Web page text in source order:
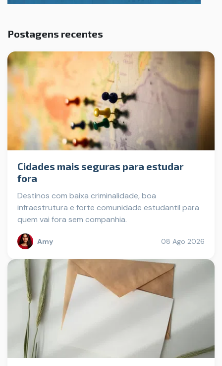
Postagens recentes
Cidades mais seguras para estudar
fora
Destinos com baixa criminalidade, boa
infraestrutura e forte comunidade estudantil para
quem vai fora sem companhia.
Amy 08 Ago 2026